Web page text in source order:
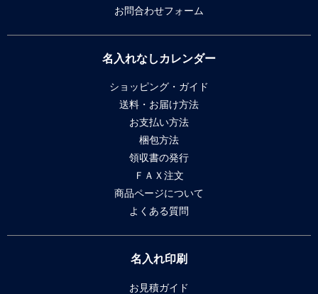
お問合わせフォーム
名入れなしカレンダー
ショッピング・ガイド
送料・お届け方法
お支払い方法
梱包方法
領収書の発行
ＦＡＸ注文
商品ページについて
よくある質問
名入れ印刷
お見積ガイド